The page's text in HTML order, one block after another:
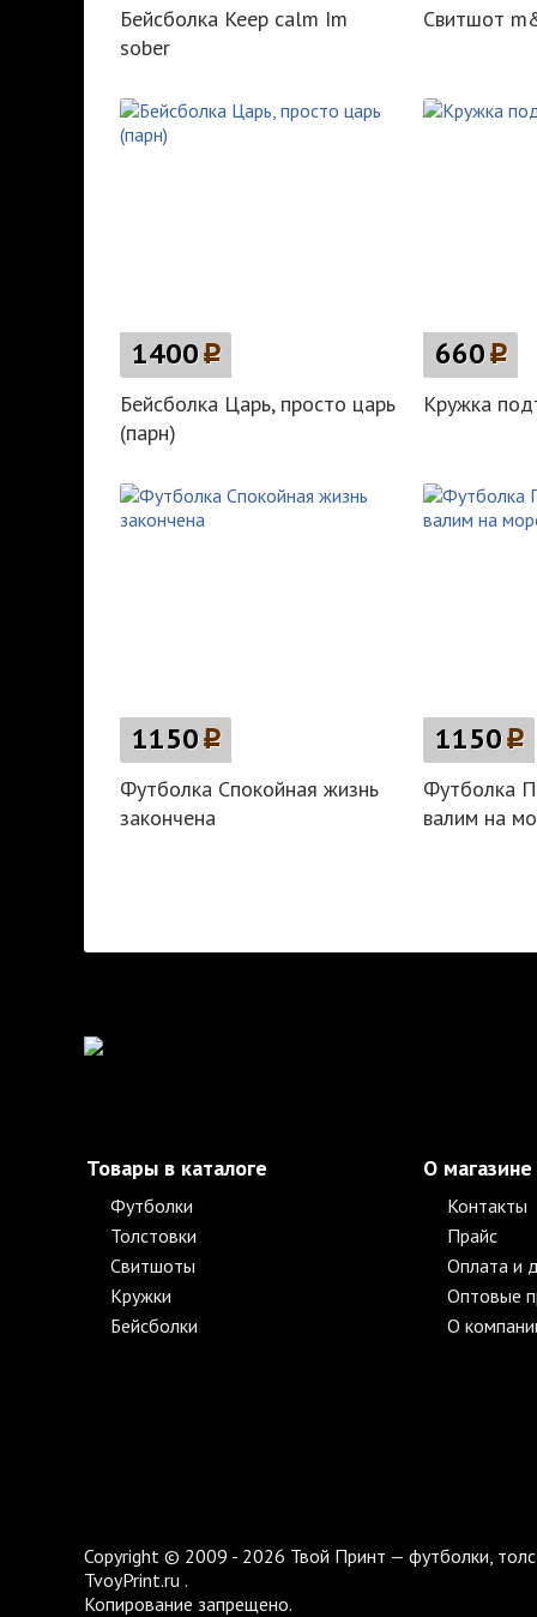
Бейсболка Keep calm Im
sober
Свитшот
1400p
Бейсболка Царь, просто царь
(парн)
660p
Кружка
1150p
Футболка Спокойная жизнь
закончена
1150p
Футболка
валим на
Товары в каталоге
Футболки
Толстовки
Свитшоты
Кружки
Бейсболки
О магазине
Контакты
Прайс
Оплата и
Оптовые
О
Copyright © 2009 - 2026 Твой Принт — футболки,
TvoyPrint.ru .
Копирование запрещено.